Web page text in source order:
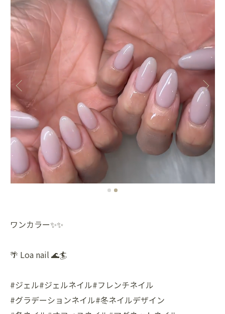
ワンカラー✨✨
🌴 Loa nail 🌊🏄
#ジェル#ジェルネイル#フレンチネイル
#グラデーションネイル#冬ネイルデザイン